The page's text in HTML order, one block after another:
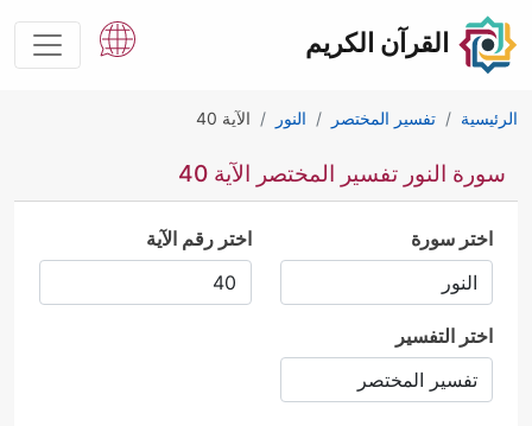
القرآن الكريم
الرئيسية تفسير المختصر النور الآية 40
سورة النور تفسير المختصر الآية 40
اختر سورة اختر رقم الآية
اختر التفسير